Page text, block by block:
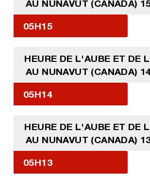
AU NUNAVUT (CANADA)
05H15
HEURE DE L'AUBE ET DE
AU NUNAVUT (CANADA)
05H14
HEURE DE L'AUBE ET DE
AU NUNAVUT (CANADA)
05H13